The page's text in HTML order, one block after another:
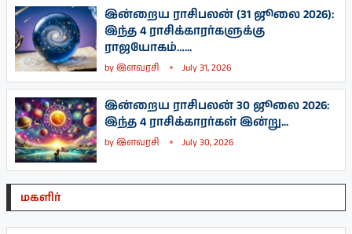
இன்றைய ராசிபலன் (31 ஜூலை 2026):
இந்த 4 ராசிக்காரர்களுக்கு
ராஜயோகம்…...
byஇளவரசி July 31, 2026
இன்றைய ராசிபலன் 30 ஜூலை 2026:
இந்த 4 ராசிக்காரர்கள் இன்று...
byஇளவரசி July 30, 2026
மகளிர்